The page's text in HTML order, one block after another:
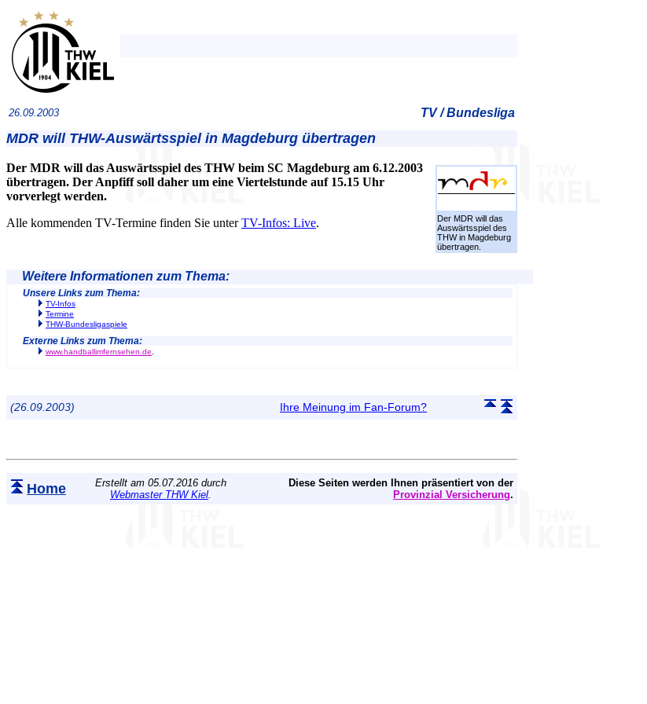
26.09.2003 TV / Bundesliga
MDR will THW-Auswärtsspiel in Magdeburg übertragen
Der MDR will das
Auswärtsspiel des
THW in Magdeburg
übertragen.
Der MDR will das Auswärtsspiel des THW beim SC Magdeburg am 6.12.2003
übertragen. Der Anpfiff soll daher um eine Viertelstunde auf 15.15 Uhr
vorverlegt werden.
Alle kommenden TV-Termine finden Sie unterTV-Infos: Live.
Weitere Informationen zum Thema:
Unsere Links zum Thema:
TV-Infos
Termine
THW-Bundesligaspiele
Externe Links zum Thema:
www.handballimfernsehen.de
(26.09.2003) Ihre Meinung im Fan-Forum?
Home
Erstellt am 05.07.2016 durch
Webmaster THW Kiel.
Diese Seiten werden Ihnen präsentiert von der
Provinzial Versicherung.